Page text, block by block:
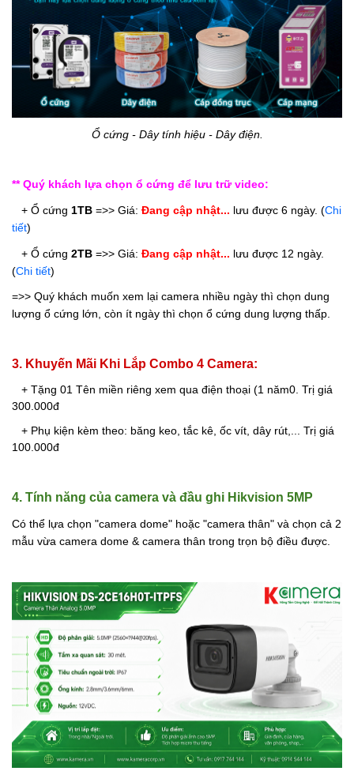
Ổ cứng - Dây tính hiệu - Dây điện.
** Quý khách lựa chọn ổ cứng để lưu trữ video:
   + Ổ cứng
1TB =>> Giá: Đang cập nhật... lưu được 6 ngày. (Chi
tiết)
+ Ổ cứng 2TB =>> Giá: Đang cập nhật...
(Chi tiết)
=>> Quý khách muốn xem lại camera nhiều ngày thì chọn dung
lượng ổ cứng lớn, còn ít ngày thì chọn ổ cứng dung lượng thấp.
3. Khuyến Mãi Khi Lắp Combo 4 Camera:
+ Tặng 01 Tên miền riêng xem qua điện thoại (1 năm0. Trị giá
300.000đ
+ Phụ kiện kèm theo: băng keo, tắc kê, ốc vít, dây rút,... Trị giá
100.000đ
4. Tính năng của camera và đầu ghi Hikvision 5MP
Có thể lựa chọn "camera dome" hoặc "camera thân" và chọn cả 2
mẫu vừa camera dome & camera thân trong trọn bộ điều được.